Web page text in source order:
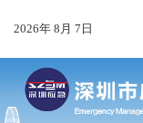
2026年 8 月 7 日